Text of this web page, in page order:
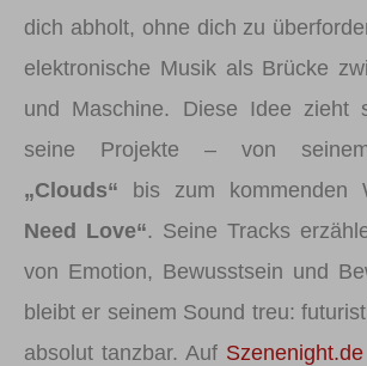
dich abholt, ohne dich zu
elektronische Musik als Brücke
und Maschine. Diese Idee zieht
seine Projekte – von seinem
„Clouds“ bis zum kommenden
Need Love“. Seine Tracks
von Emotion, Bewusstsein und
bleibt er seinem Sound treu:
absolut tanzbar. Auf Szenenight.de